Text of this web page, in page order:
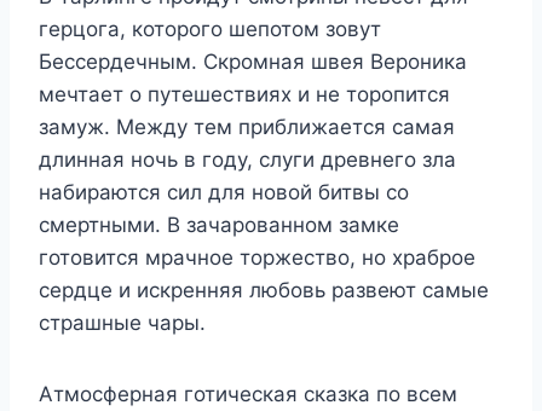
герцога, которого шепотом зовут
Бессердечным. Скромная швея Вероника
мечтает о путешествиях и не торопится
замуж. Между тем приближается самая
длинная ночь в году, слуги древнего зла
набираются сил для новой битвы со
смертными. В зачарованном замке
готовится мрачное торжество, но храброе
сердце и искренняя любовь развеют самые
страшные чары.
Атмосферная готическая сказка по всем